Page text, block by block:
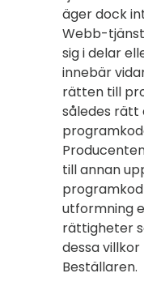
äger dock
Webb-
sig i delar
innebär
rätten till
således
till annan
utformning
rättigheter
dessa
Beställaren.